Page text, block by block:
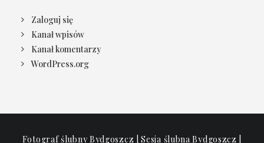
Zaloguj się
Kanał wpisów
Kanał komentarzy
WordPress.org
Fotograf ślubny Bydgoszcz | Sesja ślubna Bydgoszcz |